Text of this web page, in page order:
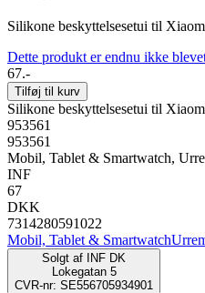
Silikone beskyttelsesetui til
Dette produkt er endnu ikke
67.-
Tilføj til kurv
Silikone beskyttelsesetui til
953561
953561
Mobil, Tablet & Smartwatch,
INF
67
DKK
7314280591022
Mobil, Tablet & Smartwatch
Solgt af
INF DK
Lokegatan 5
CVR-nr: SE556705934901